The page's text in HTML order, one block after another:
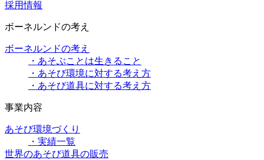
採用情報
ボーネルンドの考え
ボーネルンドの考え
・あそぶことは生きること
・あそび環境に対する考え方
・あそび道具に対する考え方
事業内容
あそび環境づくり
・実績一覧
世界のあそび道具の販売